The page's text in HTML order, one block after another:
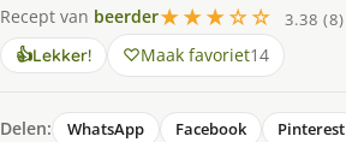
Recept van beerder★★★☆☆
3.38 (8)
👍Lekker! Maak favoriet14
Delen: WhatsApp Facebook Pinterest